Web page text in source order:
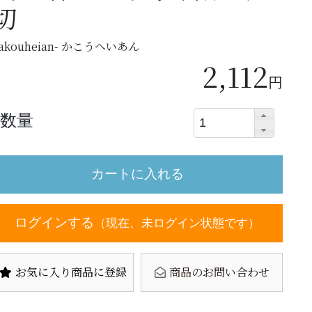
かこうへいあん
2,112円
数量
ログインする （現在、未ログイン状態です）
お気に入り商品に登録 商品のお問い合わせ